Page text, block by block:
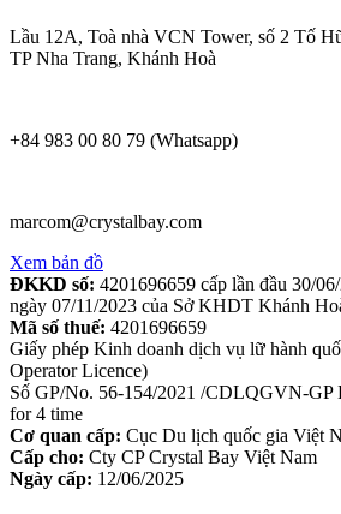
Lầu 12A, Toà nhà VCN Tower, số 2 Tố
TP Nha Trang, Khánh Hoà
+84 983 00 80 79 (Whatsapp)
marcom@crystalbay.com
Xem bản đồ
ĐKKD số: 4201696659 cấp lần đầu 30/
ngày 07/11/2023 của Sở KHDT Khánh
Mã số thuế: 4201696659
Giấy phép Kinh doanh dịch vụ lữ hành
Operator Licence)
Số GP/No. 56-154/2021 /CDLQGVN-GP
for 4 time
Cơ quan cấp: Cục Du lịch quốc gia Việt
Cấp cho: Cty CP Crystal Bay Việt Nam
Ngày cấp: 12/06/2025